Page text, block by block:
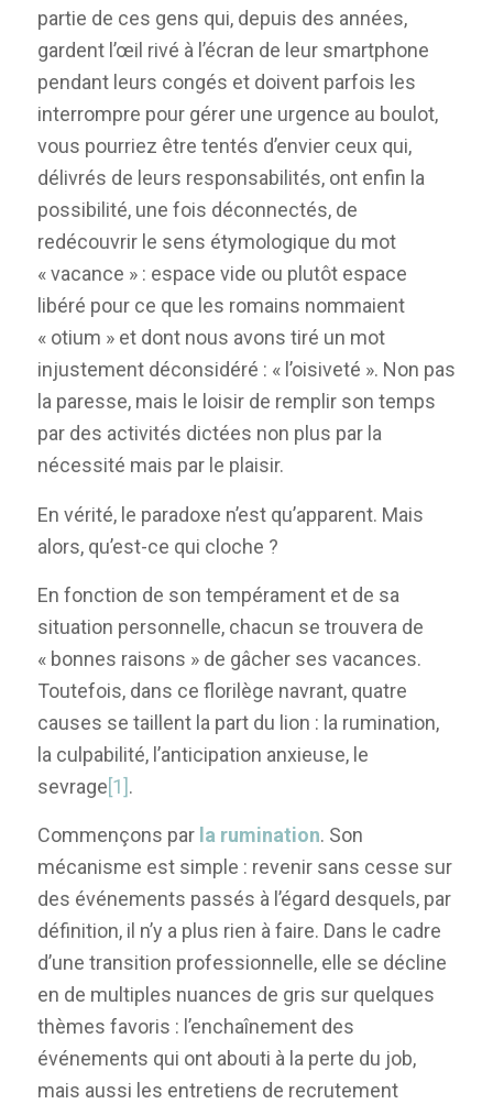
partie de ces gens qui, depuis des années,
gardent l’œil rivé à l’écran de leur smartphone
pendant leurs congés et doivent parfois les
interrompre pour gérer une urgence au boulot,
vous pourriez être tentés d’envier ceux qui,
délivrés de leurs responsabilités, ont enfin la
possibilité, une fois déconnectés, de
redécouvrir le sens étymologique du mot
« vacance » : espace vide ou plutôt espace
libéré pour ce que les romains nommaient
« otium » et dont nous avons tiré un mot
injustement déconsidéré : « l’oisiveté ». Non pas
la paresse, mais le loisir de remplir son temps
par des activités dictées non plus par la
nécessité mais par le plaisir.
En vérité, le paradoxe n’est qu’apparent. Mais
alors, qu’est-ce qui cloche ?
En fonction de son tempérament et de sa
situation personnelle, chacun se trouvera de
« bonnes raisons » de gâcher ses vacances.
Toutefois, dans ce florilège navrant, quatre
causes se taillent la part du lion : la rumination,
la culpabilité, l’anticipation anxieuse, le
sevrage[1].
Commençons par la rumination. Son
mécanisme est simple : revenir sans cesse sur
des événements passés à l’égard desquels, par
définition, il n’y a plus rien à faire. Dans le cadre
d’une transition professionnelle, elle se décline
en de multiples nuances de gris sur quelques
thèmes favoris : l’enchaînement des
événements qui ont abouti à la perte du job,
mais aussi les entretiens de recrutement